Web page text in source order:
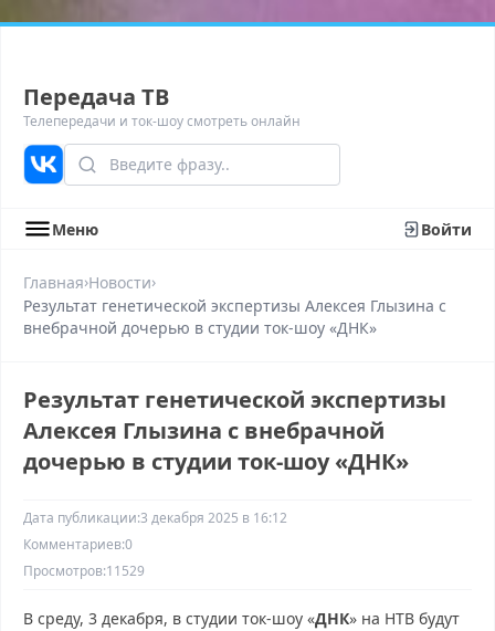
Передача ТВ
Телепередачи и ток-шоу смотреть онлайн
Меню Войти
Главная›Новости›
Результат генетической экспертизы Алексея Глызина с
внебрачной дочерью в студии ток-шоу «ДНК»
Результат генетической экспертизы
Алексея Глызина с внебрачной
дочерью в студии ток-шоу «ДНК»
Дата публикации:3 декабря 2025 в 16:12
Комментариев:0
Просмотров:11529
В среду, 3 декабря, в студии ток-шоу «ДНК» на НТВ будут